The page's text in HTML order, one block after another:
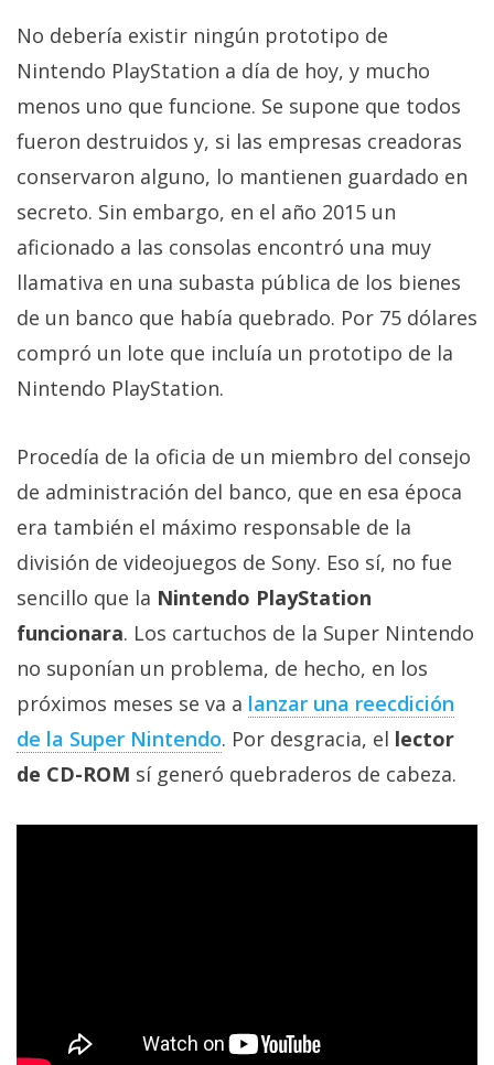
Legal
El medio de
digital donde
todas las
noticias sobre
móviles,
ordenadores,
apps,
informática,
videojuegos,
comparativas,
tutoriales.
Informático
(CC) 2006-
2026.Algunos
derechos
reservados.
No debería existir ningún prototipo de
Nintendo PlayStation a día de hoy, y mucho
menos uno que funcione. Se supone que todos
fueron destruidos y, si las empresas creadoras
conservaron alguno, lo mantienen guardado en
secreto. Sin embargo, en el año 2015 un
aficionado a las consolas encontró una muy
llamativa en una subasta pública de los bienes
de un banco que había quebrado. Por 75 dólares
compró un lote que incluía un prototipo de la
Nintendo PlayStation.
Procedía de la oficia de un miembro del consejo
de administración del banco, que en esa época
era también el máximo responsable de la
división de videojuegos de Sony. Eso sí, no fue
sencillo que la Nintendo PlayStation
funcionara. Los cartuchos de la Super Nintendo
no suponían un problema, de hecho, en los
próximos meses se va a lanzar una reecdición
de la Super Nintendo. Por desgracia, el lector
de CD-ROM sí generó quebraderos de cabeza.